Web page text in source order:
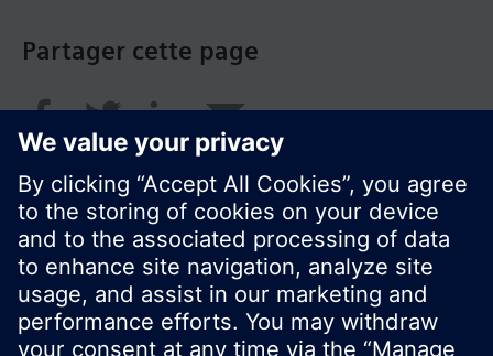
Partager cette page
© Siemens Switzerland Ltd. 2018